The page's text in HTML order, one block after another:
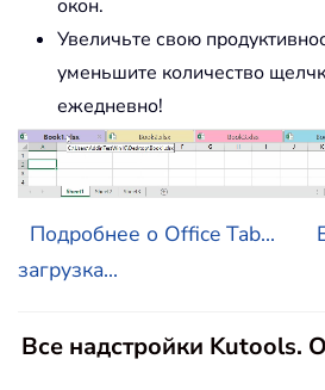
окон.
Увеличьте свою
уменьшите количество
ежедневно!
Подробнее о Office Tab...
загрузка...
Все надстройки Kutools.